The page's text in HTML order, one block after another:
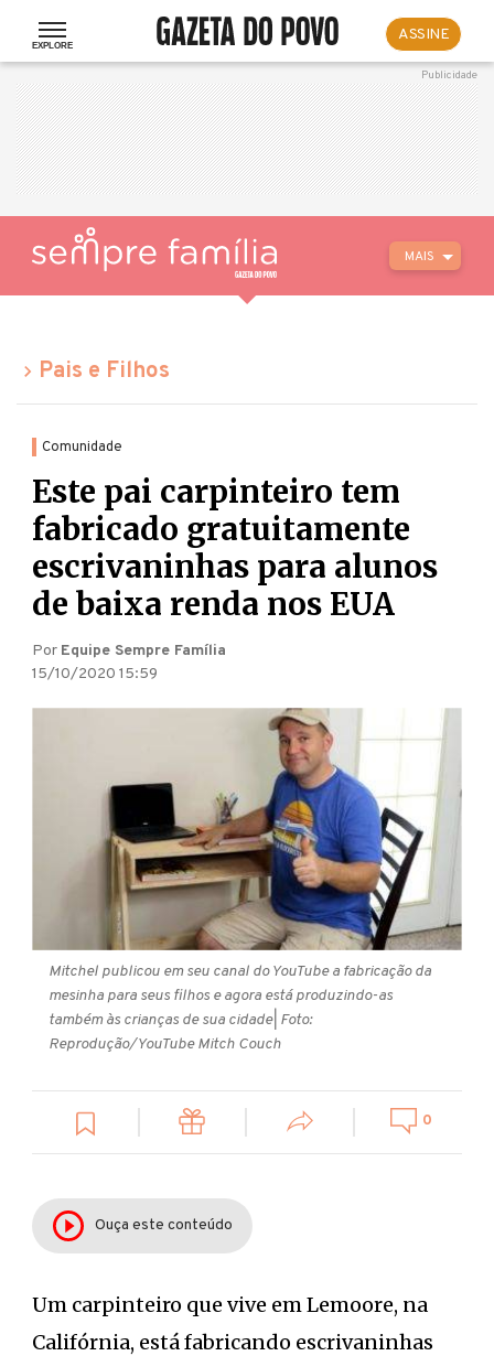
ASSINE
MAIS
Pais e Filhos
Comunidade
Este pai carpinteiro tem
fabricado gratuitamente
escrivaninhas para alunos
de baixa renda nos EUA
Por Equipe Sempre Família
15/10/2020 15:59
Mitchel publicou em seu canal do YouTube a fabricação da
mesinha para seus filhos e agora está produzindo-as
também às crianças de sua cidade| Foto:
Reprodução/YouTube Mitch Couch
0
Ouça este conteúdo
Um carpinteiro que vive em Lemoore, na
Califórnia, está fabricando escrivaninhas